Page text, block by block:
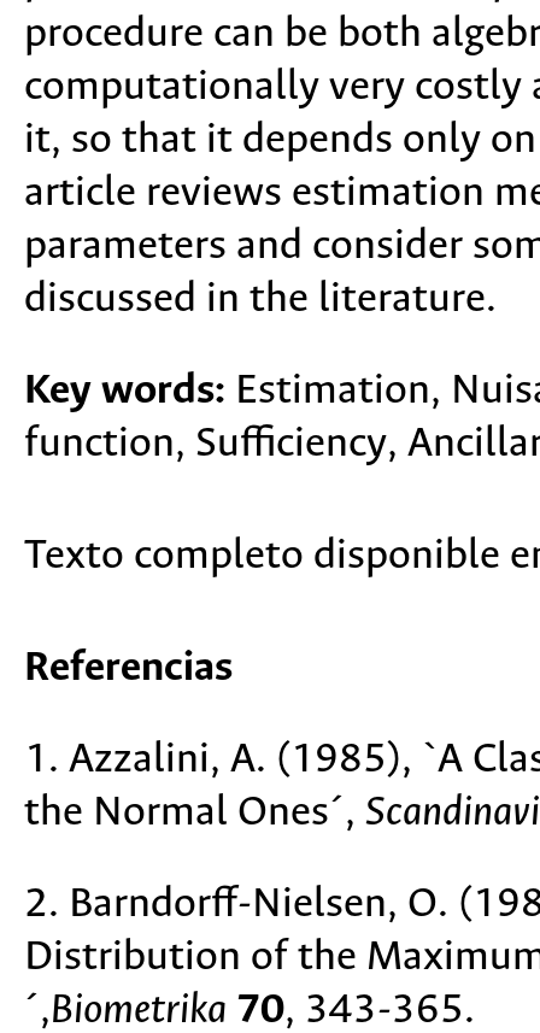
procedure can be both
computationally very costly
it, so that it depends only
article reviews estimation
parameters and consider
discussed in the literature.
Key words: Estimation,
function, Sufficiency,
Texto completo disponible
Referencias
1. Azzalini, A. (1985), `A
the Normal Ones´,
2. Barndorff-Nielsen, O.
Distribution of the
´,Biometrika 70, 343-365.